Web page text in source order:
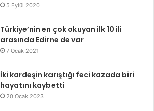
5 Eylül 2020
Türkiye’nin en çok okuyan ilk 10 ili
arasında Edirne de var
7 Ocak 2021
İki kardeşin karıştığı feci kazada biri
hayatını kaybetti
20 Ocak 2023